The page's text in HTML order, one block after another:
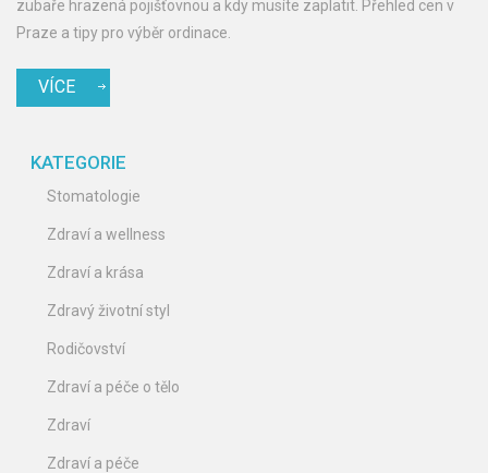
zubaře hrazená pojišťovnou a kdy musíte zaplatit. Přehled cen v
Praze a tipy pro výběr ordinace.
VÍCE
KATEGORIE
Stomatologie
Zdraví a wellness
Zdraví a krása
Zdravý životní styl
Rodičovství
Zdraví a péče o tělo
Zdraví
Zdraví a péče